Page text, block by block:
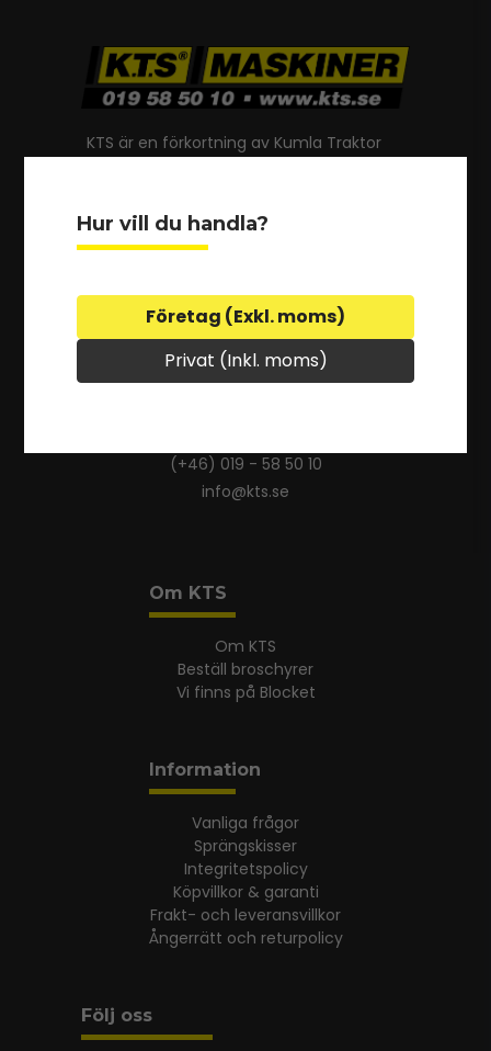
Hur vill du handla?
Företag (Exkl. moms)
Privat (Inkl. moms)
KTS är en förkortning av Kumla Traktor
Maskiner AB. Alla maskiner och redskap
säljs under det egna varumärket KTS,
produkter.
(+46) 019 - 58 50 10
info@kts.se
Om KTS
Om KTS
Beställ broschyrer
Vi finns på Blocket
Information
Vanliga frågor
Sprängskisser
Integritetspolicy
Köpvillkor & garanti
Frakt- och leveransvillkor
Ångerrätt och returpolicy
Följ oss